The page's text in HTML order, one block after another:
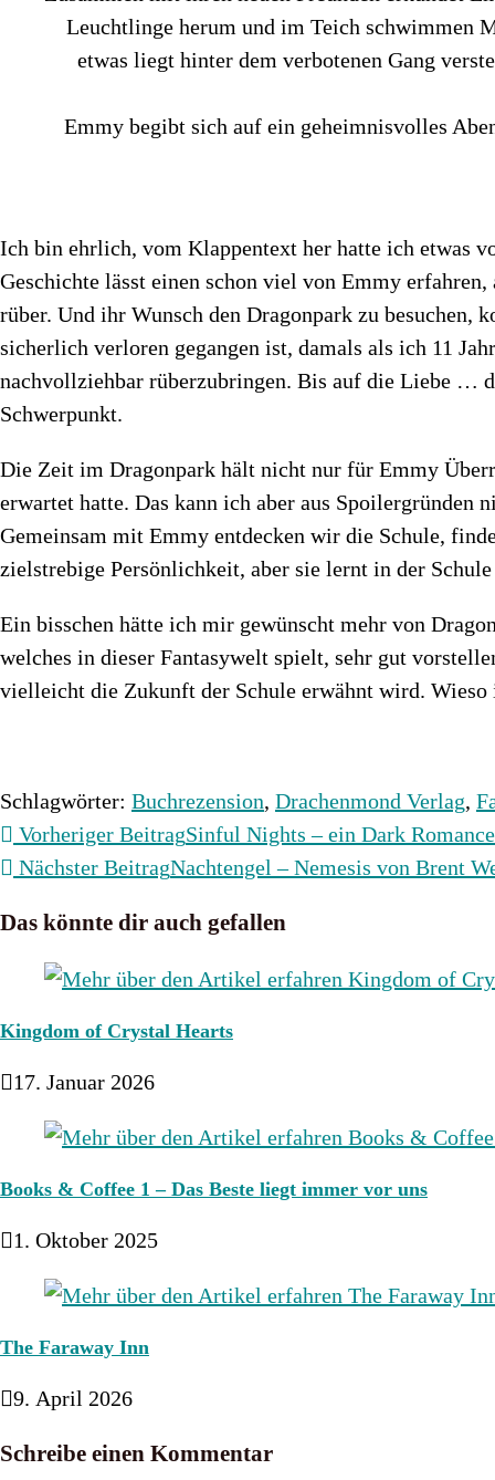
Leuchtlinge herum und im Teich schwimmen
etwas liegt hinter dem verbotenen Gang
Emmy begibt sich auf ein geheimnisvolles
Ich bin ehrlich, vom Klappentext her hatte ich etwas
Geschichte lässt einen schon viel von Emmy
rüber. Und ihr Wunsch den Dragonpark zu besuchen,
sicherlich verloren gegangen ist, damals als ich 11
nachvollziehbar rüberzubringen. Bis auf die Liebe …
Schwerpunkt.
Die Zeit im Dragonpark hält nicht nur für Emmy
erwartet hatte. Das kann ich aber aus
Gemeinsam mit Emmy entdecken wir die Schule,
zielstrebige Persönlichkeit, aber sie lernt in der
Ein bisschen hätte ich mir gewünscht mehr von
welches in dieser Fantasywelt spielt, sehr gut
vielleicht die Zukunft der Schule erwähnt wird. Wieso
Schlagwörter: Buchrezension, Drachenmond Verlag,
Weitere
Artikel
Vorheriger BeitragSinful Nights – ein Dark
Nächster BeitragNachtengel – Nemesis von Brent
Das könnte dir auch gefallen
Kingdom of Crystal Hearts
17. Januar 2026
Books & Coffee 1 – Das Beste liegt immer vor uns
1. Oktober 2025
The Faraway Inn
9. April 2026
Schreibe einen Kommentar